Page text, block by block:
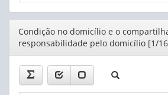
Editor
Condição no domicílio e o
responsabilidade pelo domicílio [1/